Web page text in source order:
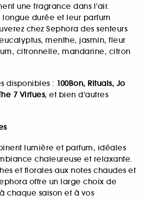
une fragrance dans l’air.
longue durée et leur parfum
chez Sephora des senteurs
menthe, jasmin, fleur
citronnelle, mandarine, citron
disponibles : 100Bon, Rituals, Jo
7 Virtues, et bien d’autres
lumière et parfum, idéales
chaleureuse et relaxante.
et florales aux notes chaudes et
offre un large choix de
chaque saison et à vos